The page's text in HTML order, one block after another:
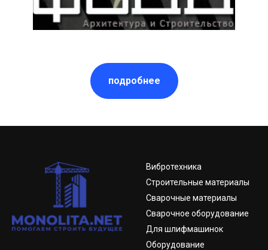
подробнее
Вибротехника
Строительные материалы
Сварочные материалы
Сварочное оборудование
Для шлифмашинок
Оборудование